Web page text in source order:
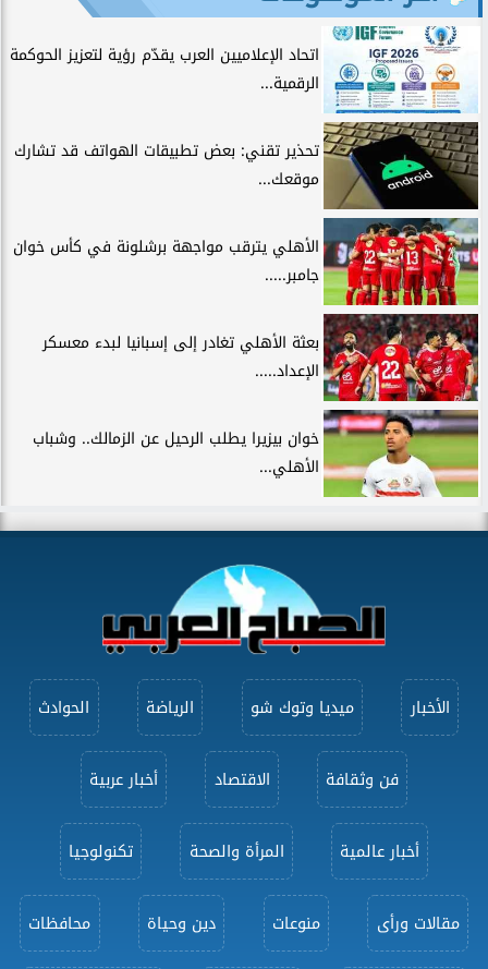
اتحاد الإعلاميين العرب يقدّم رؤية لتعزيز الحوكمة
الرقمية...
تحذير تقني: بعض تطبيقات الهواتف قد تشارك
موقعك...
الأهلي يترقب مواجهة برشلونة في كأس خوان
جامبر.....
بعثة الأهلي تغادر إلى إسبانيا لبدء معسكر
الإعداد.....
خوان بيزيرا يطلب الرحيل عن الزمالك.. وشباب
الأهلي...
الأخبار ميديا وتوك شو الرياضة الحوادث
فن وثقافة الاقتصاد أخبار عربية
أخبار عالمية المرأة والصحة تكنولوجيا
مقالات ورأى منوعات دين وحياة محافظات